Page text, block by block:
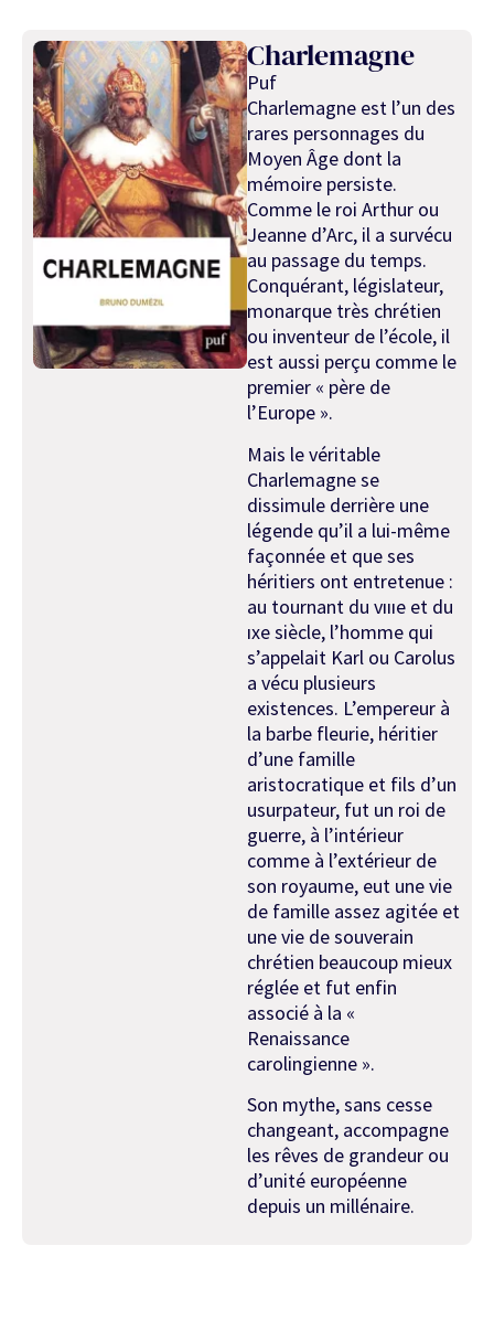
Charlemagne
Puf
Charlemagne est l’un des
rares personnages du
Moyen Âge dont la
mémoire persiste.
Comme le roi Arthur ou
Jeanne d’Arc, il a survécu
au passage du temps.
Conqué­rant, législateur,
monarque très chrétien
ou inventeur de l’école, il
est aussi perçu comme le
premier « père de
l’Europe ».
Mais le véritable
Charlemagne se
dissimule derrière une
légende qu’il a lui-même
façon­née et que ses
héritiers ont entretenue :
au tournant du vıııe et du
ıxe siècle, l’homme qui
s’appelait Karl ou Carolus
a vécu plusieurs
existences. L’empereur à
la barbe fleurie, héritier
d’une famille
aristocratique et fils d’un
usurpateur, fut un roi de
guerre, à l’intérieur
comme à l’extérieur de
son royaume, eut une vie
de famille assez agitée et
une vie de souverain
chrétien beaucoup mieux
réglée et fut enfin
associé à la «
Renaissance
carolingienne ».
Son mythe, sans cesse
changeant, accompa­gne
les rêves de grandeur ou
d’unité euro­péenne
depuis un millénaire.